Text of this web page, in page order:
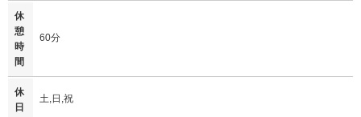
休
憩
時
間
60分
休
日
土,日,祝